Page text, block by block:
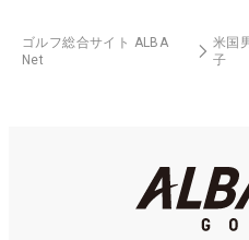
ゴルフ総合サイト ALBA
Net
米国
子